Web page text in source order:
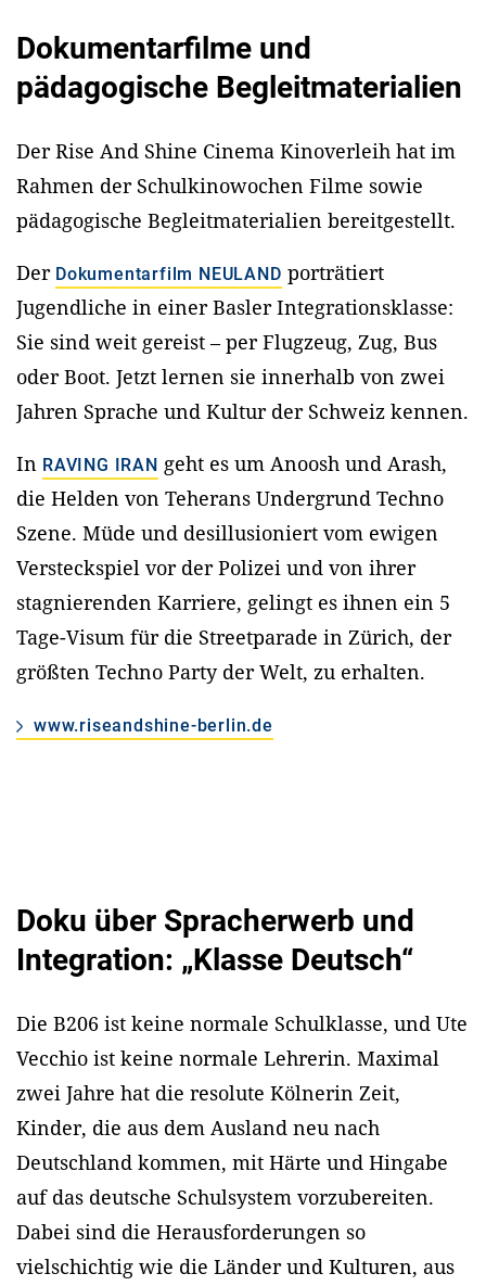
Dokumentarfilme und
pädagogische Begleitmaterialien
Der Rise And Shine Cinema Kinoverleih hat im
Rahmen der Schulkinowochen Filme sowie
pädagogische Begleitmaterialien bereitgestellt.
Der Dokumentarfilm NEULAND porträtiert
Jugendliche in einer Basler Integrationsklasse:
Sie sind weit gereist – per Flugzeug, Zug, Bus
oder Boot. Jetzt lernen sie innerhalb von zwei
Jahren Sprache und Kultur der Schweiz kennen.
In RAVING IRAN geht es um Anoosh und Arash,
die Helden von Teherans Undergrund Techno
Szene. Müde und desillusioniert vom ewigen
Versteckspiel vor der Polizei und von ihrer
stagnierenden Karriere, gelingt es ihnen ein 5
Tage-Visum für die Streetparade in Zürich, der
größten Techno Party der Welt, zu erhalten.
www.riseandshine-berlin.de
Doku über Spracherwerb und
Integration: „Klasse Deutsch“
Die B206 ist keine normale Schulklasse, und Ute
Vecchio ist keine normale Lehrerin. Maximal
zwei Jahre hat die resolute Kölnerin Zeit,
Kinder, die aus dem Ausland neu nach
Deutschland kommen, mit Härte und Hingabe
auf das deutsche Schulsystem vorzubereiten.
Dabei sind die Herausforderungen so
vielschichtig wie die Länder und Kulturen, aus